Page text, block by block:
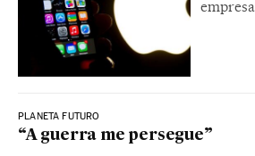
empresa
PLANETA FUTURO
“A guerra me persegue”